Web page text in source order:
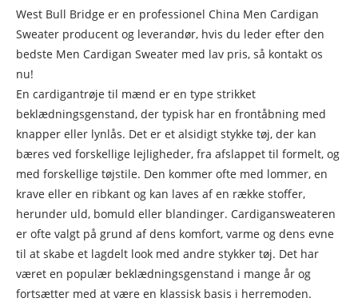
West Bull Bridge er en professionel China Men Cardigan
Sweater producent og leverandør, hvis du leder efter den
bedste Men Cardigan Sweater med lav pris, så kontakt os
nu!
En cardigantrøje til mænd er en type strikket
beklædningsgenstand, der typisk har en frontåbning med
knapper eller lynlås. Det er et alsidigt stykke tøj, der kan
bæres ved forskellige lejligheder, fra afslappet til formelt, og
med forskellige tøjstile. Den kommer ofte med lommer, en
krave eller en ribkant og kan laves af en række stoffer,
herunder uld, bomuld eller blandinger. Cardigansweateren
er ofte valgt på grund af dens komfort, varme og dens evne
til at skabe et lagdelt look med andre stykker tøj. Det har
været en populær beklædningsgenstand i mange år og
fortsætter med at være en klassisk basis i herremoden.